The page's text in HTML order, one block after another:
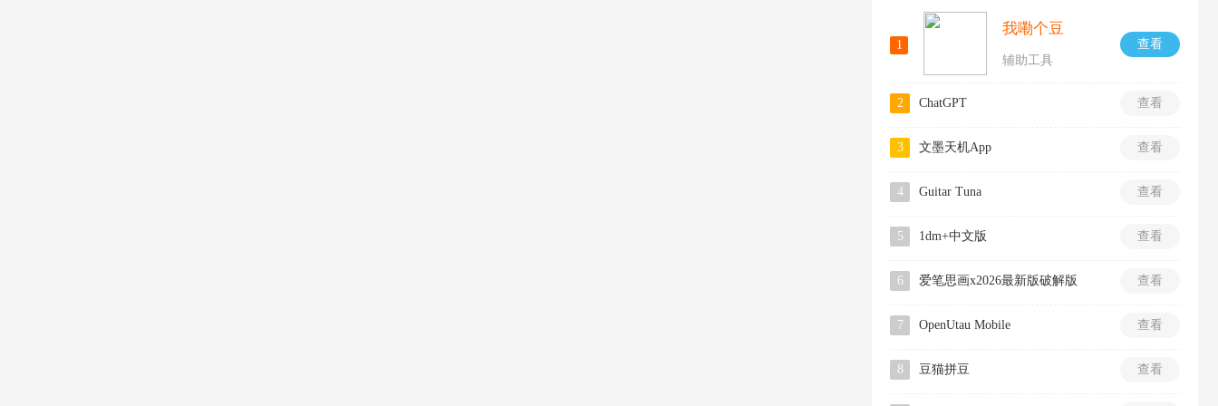
1 查看
我嘞个豆
辅助工具
2 查看
ChatGPT
3 查看
文墨天机App
4 查看
Guitar Tuna
5 查看
1dm+中文版
6 查看
爱笔思画x2026最新版破解版
7 查看
OpenUtau Mobile
8 查看
豆猫拼豆